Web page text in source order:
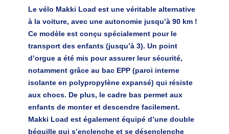
Le vélo Makki Load est une véritable alternative
à la voiture, avec une autonomie jusqu’à 90 km !
Ce modèle est conçu spécialement pour le
transport des enfants (jusqu’à 3). Un point
d’orgue a été mis pour assurer leur sécurité,
notamment grâce au bac EPP (paroi interne
isolante en polypropylène expansé) qui résiste
aux chocs. De plus, le cadre bas permet aux
enfants de monter et descendre facilement.
Makki Load est également équipé d’une double
béquille qui s’enclenche et se désenclenche